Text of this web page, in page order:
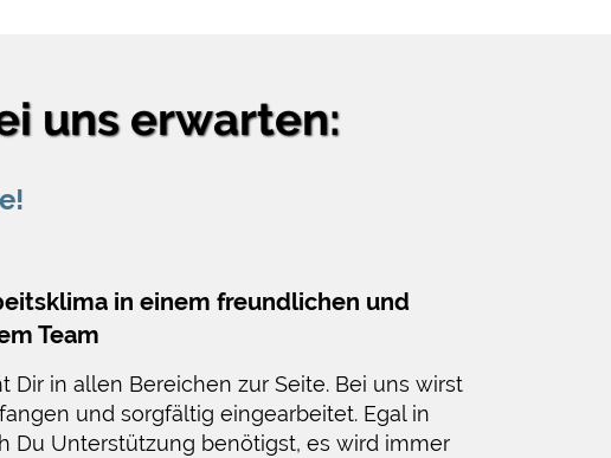
uns erwarten:
in einem freundlichen und
Team
Dir in allen Bereichen zur Seite. Bei uns wirst
und sorgfältig eingearbeitet. Egal in
Du Unterstützung benötigst, es wird immer